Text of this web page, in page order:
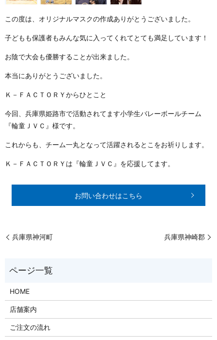
この度は、オリジナルマスクの作成ありがとうございました。
子どもも保護者もみんな気に入ってくれてとても満足しています！
お陰で大会も優勝することが出来ました。
本当にありがとうございました。
Ｋ－ＦＡＣＴＯＲＹからひとこと
今回、兵庫県姫路市で活動されてます小学生バレーボールチーム
『輪童ＪＶＣ』様です。
これからも、チーム一丸となって活躍されるとこをお祈りします。
Ｋ－ＦＡＣＴＯＲＹは『輪童ＪＶＣ』を応援してます。
お問い合わせはこちら
兵庫県神河町 兵庫県神崎郡
HOME
店舗案内
ご注文の流れ